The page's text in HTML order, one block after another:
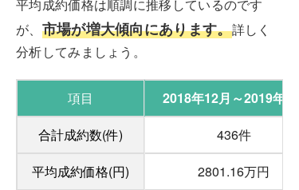
平均成約価格は順調に推移しているのです
が、 市場が増大傾向にあります。詳しく
分析してみましょう。
項目
2018年12月～2019年2月
合計成約数(件)
436件
平均成約価格(円)
2801.16万円